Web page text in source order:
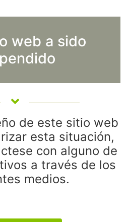
web a sido
de este sitio web
esta situación,
con alguno de
a través de los
medios.